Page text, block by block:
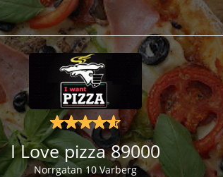
I Love pizza 89000
Norrgatan 10 Varberg